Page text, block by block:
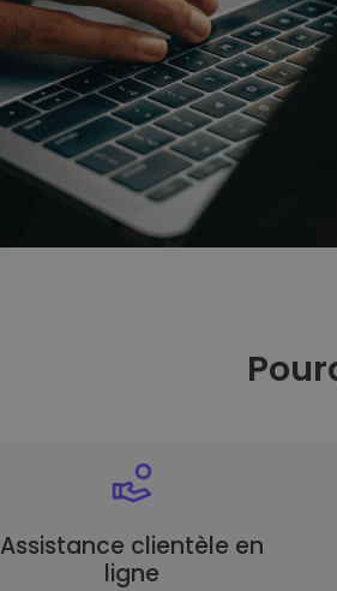
Assistance clientèle en
ligne